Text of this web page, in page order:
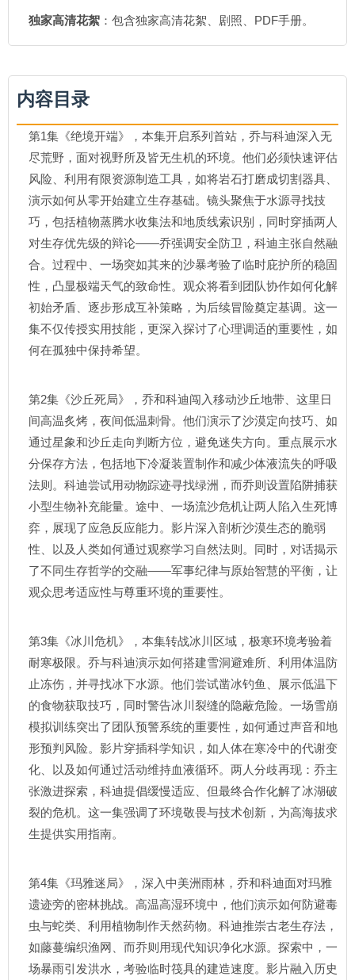
独家高清花絮 ：包含独家高清花絮、剧照、PDF手册。
内容目录
第1集《绝境开端》，本集开启系列首站，乔与科迪深入无
尽荒野，面对视野所及皆无生机的环境。他们必须快速评估
风险、利用有限资源制造工具，如将岩石打磨成切割器具、
演示如何从零开始建立生存基础。镜头聚焦于水源寻找技
巧，包括植物蒸腾水收集法和地质线索识别，同时穿插两人
对生存优先级的辩论——乔强调安全防卫，科迪主张自然融
合。过程中、一场突如其来的沙暴考验了临时庇护所的稳固
性，凸显极端天气的致命性。观众将看到团队协作如何化解
初始矛盾、逐步形成互补策略，为后续冒险奠定基调。这一
集不仅传授实用技能，更深入探讨了心理调适的重要性，如
何在孤独中保持希望。
第2集《沙丘死局》，乔和科迪闯入移动沙丘地带、这里日
间高温炙烤，夜间低温刺骨。他们演示了沙漠定向技巧、如
通过星象和沙丘走向判断方位，避免迷失方向。重点展示水
分保存方法，包括地下冷凝装置制作和减少体液流失的呼吸
法则。科迪尝试用动物踪迹寻找绿洲，而乔则设置陷阱捕获
小型生物补充能量。途中、一场流沙危机让两人陷入生死博
弈，展现了应急反应能力。影片深入剖析沙漠生态的脆弱
性、以及人类如何通过观察学习自然法则。同时，对话揭示
了不同生存哲学的交融——军事纪律与原始智慧的平衡，让
观众思考适应性与尊重环境的重要性。
第3集《冰川危机》，本集转战冰川区域，极寒环境考验着
耐寒极限。乔与科迪演示如何搭建雪洞避难所、利用体温防
止冻伤，并寻找冰下水源。他们尝试凿冰钓鱼、展示低温下
的食物获取技巧，同时警告冰川裂缝的隐蔽危险。一场雪崩
模拟训练突出了团队预警系统的重要性，如何通过声音和地
形预判风险。影片穿插科学知识，如人体在寒冷中的代谢变
化、以及如何通过活动维持血液循环。两人分歧再现：乔主
张激进探索，科迪提倡缓慢适应、但最终合作化解了冰湖破
裂的危机。这一集强调了环境敬畏与技术创新，为高海拔求
生提供实用指南。
第4集《玛雅迷局》，深入中美洲雨林，乔和科迪面对玛雅
遗迹旁的密林挑战。高温高湿环境中，他们演示如何防避毒
虫与蛇类、利用植物制作天然药物。科迪推崇古老生存法，
如藤蔓编织渔网、而乔则用现代知识净化水源。探索中，一
场暴雨引发洪水，考验临时筏具的建造速度。影片融入历史